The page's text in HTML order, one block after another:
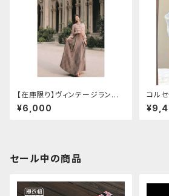
【在庫限り】ヴィンテージランタ
ン袖フリルブラウス＋チェックハ
イウエストスカートセット
¥6,000
コルセ
ねフリ
セール中の商品